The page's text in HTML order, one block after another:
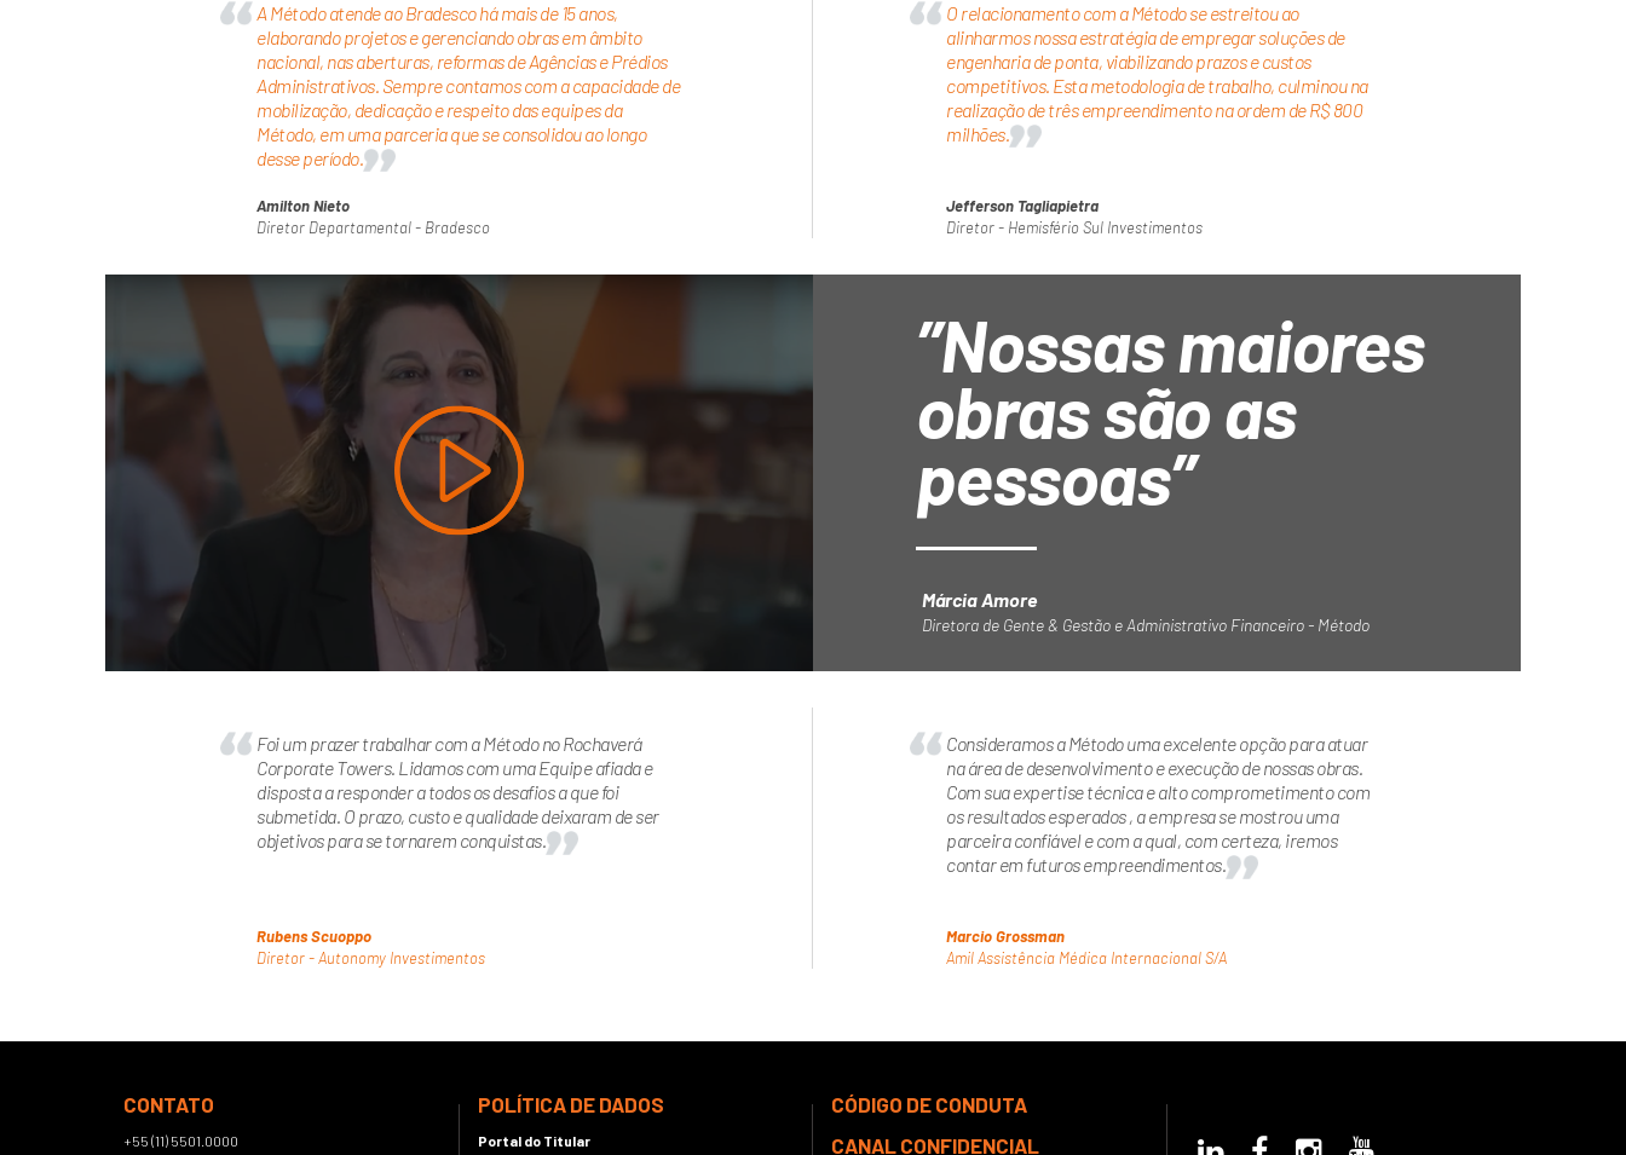
A Método atende ao Bradesco há mais de 15 anos,
elaborando projetos e gerenciando obras em âmbito
nacional, nas aberturas, reformas de Agências e Prédios
Administrativos. Sempre contamos com a capacidade de
mobilização, dedicação e respeito das equipes da
Método, em uma parceria que se consolidou ao longo
desse período.
Amilton Nieto
Diretor Departamental - Bradesco
O relacionamento com a Método se estreitou ao
alinharmos nossa estratégia de empregar soluções de
engenharia de ponta, viabilizando prazos e custos
competitivos. Esta metodologia de trabalho, culminou na
realização de três empreendimento na ordem de R$ 800
milhões.
Jefferson Tagliapietra
Diretor - Hemisfério Sul Investimentos
”Nossas maiores
obras são as
pessoas”
Márcia Amore
Diretora de Gente & Gestão e Administrativo Financeiro - Método
Foi um prazer trabalhar com a Método no Rochaverá
Corporate Towers. Lidamos com uma Equipe afiada e
disposta a responder a todos os desafios a que foi
submetida. O prazo, custo e qualidade deixaram de ser
objetivos para se tornarem conquistas.
Rubens Scuoppo
Diretor - Autonomy Investimentos
Consideramos a Método uma excelente opção para atuar
na área de desenvolvimento e execução de nossas obras.
Com sua expertise técnica e alto comprometimento com
os resultados esperados , a empresa se mostrou uma
parceira confiável e com a qual, com certeza, iremos
contar em futuros empreendimentos.
Marcio Grossman
Amil Assistência Médica Internacional S/A
CONTATO
+55 (11) 5501.0000
POLÍTICA DE DADOS
Portal do Titular
CÓDIGO DE CONDUTA
CANAL CONFIDENCIAL